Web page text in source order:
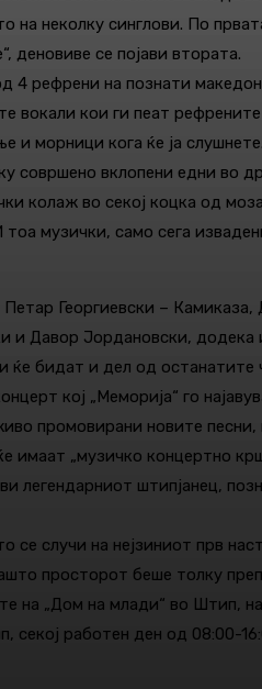
на неколку синглови. По
деновиве се појави втората.
4 рефрени на познати
вокали кои ги пеат
и морници кога ќе ја
вклопени едни во
колаж во секој коцка од
музички, само сега
Георгиевски –
и Давор Јордановски,
ќе бидат и дел од
кој „Меморија“ го
промовирани новите
имаат „музичко концертно
легендарниот штипјанец,
се случи на нејзиниот прв
просторот беше толку
на „Дом на млади“ во Штип,
работен ден од 08:00-